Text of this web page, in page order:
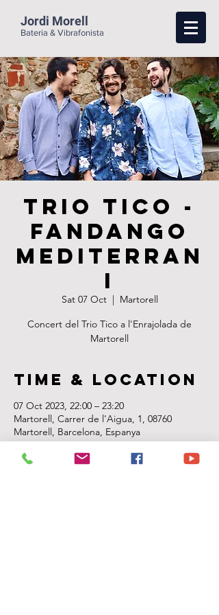
Jordi Morell
Bateria & Vibrafonista
Trio Tico -
Fandango
Mediterran
i
Sat 07 Oct
  |
Martorell
Concert del Trio Tico a l'Enrajolada de
Martorell
Time & Location
07 Oct 2023, 22:00 – 23:20
Martorell, Carrer de l'Aigua, 1, 08760
Martorell, Barcelona, Espanya